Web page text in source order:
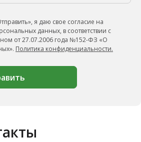
я даю свое согласие на
данных, в соответствии с
от 27.07.2006 года №152-ФЗ «О
Политика конфиденциальности.